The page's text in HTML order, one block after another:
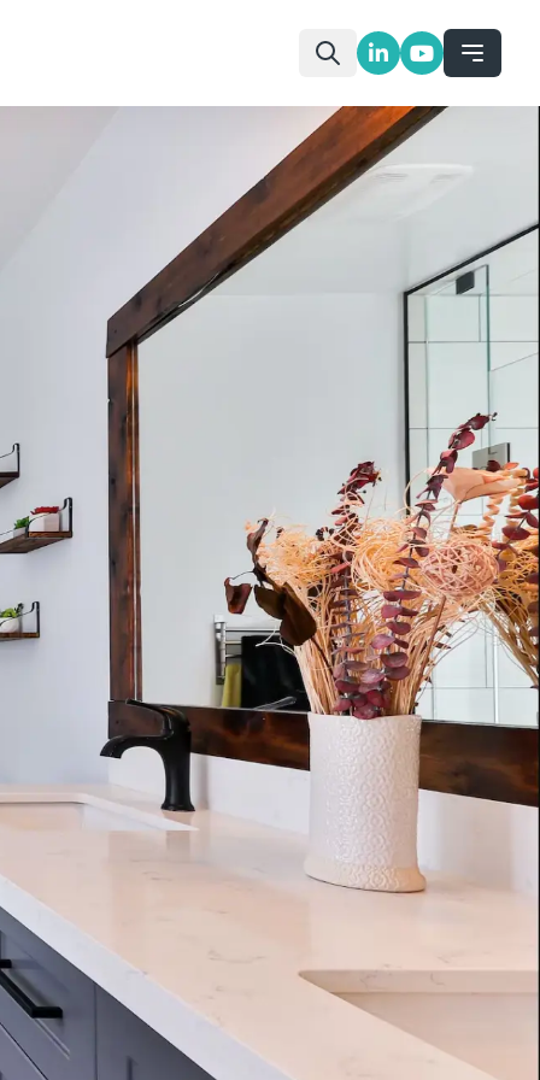
(rvs
met 2
voor wandmontage,
aan lijst
B-safety oogdouche
(wandmontage- opbouw)
B-safety oogdouche met 2
douchekoppen, voor wandmontage,
uitvoering 45°, breedte 240mm.,
voorsprong 330mm, Volumestroom
14 l/min, aansluiting 1/2" buitendraad
voor opbouw leidingwerk.
Toevoegen aan lijst